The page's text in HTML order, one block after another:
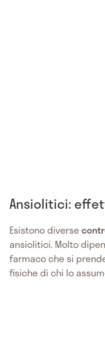
Ansiolitici:
Esistono diverse
ansiolitici. Molto
farmaco che si
fisiche di chi lo